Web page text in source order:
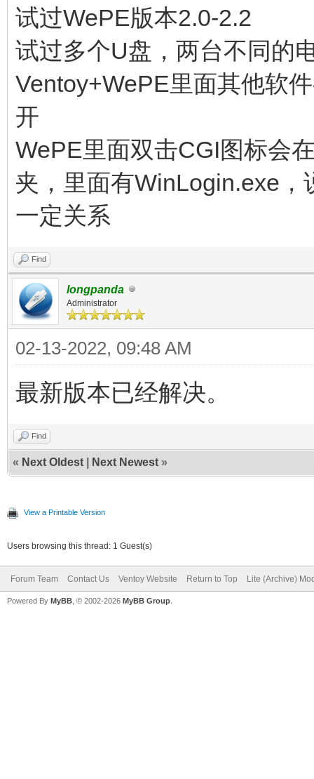
试过WePE版本2.0-2.2
试过多个U盘，两台不同的
Ventoy+WePE里面其他软
开
WePE里面双击CGI图标会
夹，里面有WinLogin.exe
一定关系
Find
longpanda
Administrator
02-13-2022, 09:48 AM
最新版本已经解决。
Find
« Next Oldest Next Newest »
View a Printable Version
Users browsing this thread: 1 Guest(s)
Forum Team Contact Us Ventoy Website Return to Top Lite (Archive)
Powered By MyBB , © 2002-2026 MyBB Group